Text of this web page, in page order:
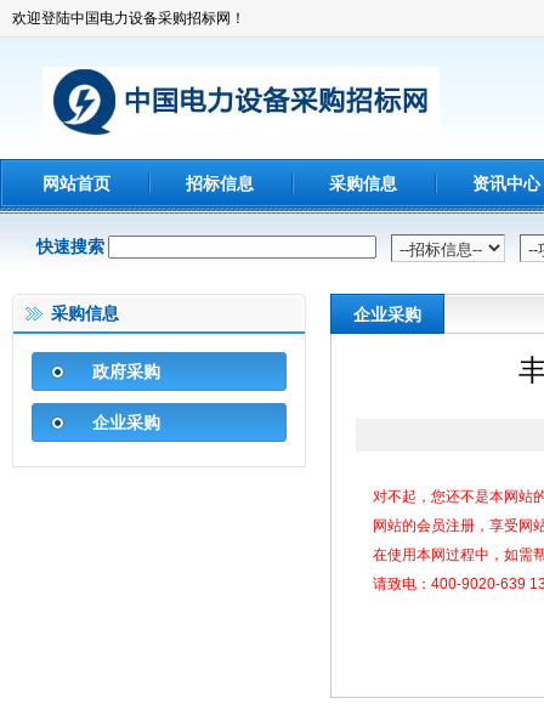
欢迎登陆中国电力设备采购招标网！
网站首页 招标信息 采购信息 资讯中心
快速搜索
采购信息
政府采购
企业采购
企业采购
对不起，您还不是本网站
网站的会员注册，享受网
在使用本网过程中，如需
请致电：400-9020-639